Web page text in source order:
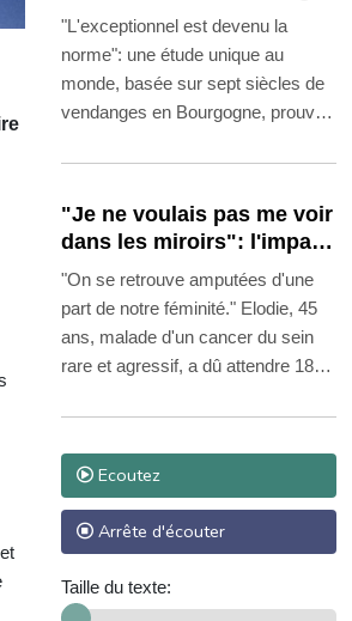
du dérèglement climatique
"L'exceptionnel est devenu la
norme": une étude unique au
monde, basée sur sept siècles de
vendanges en Bourgogne, prouve
entraîné une "explosion" des
précoces, explique un historien du
climat à l'AFP.
"Je ne voulais pas me voir
dans les miroirs": l'impact
psychologique de la
reconstruction mammaire
"On se retrouve amputées d'une
part de notre féminité." Elodie, 45
ans, malade d'un cancer du sein
rare et agressif, a dû attendre 18
reconstruction mammaire après sa
mastectomie.
Ecoutez
Arrête d'écouter
Taille du texte: